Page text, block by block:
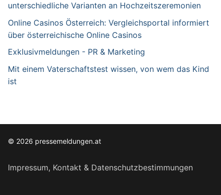
unterschiedliche Varianten an Hochzeitszeremonien
Online Casinos Österreich: Vergleichsportal informiert
über österreichische Online Casinos
Exklusivmeldungen - PR & Marketing
Mit einem Vaterschaftstest wissen, von wem das Kind
ist
© 2026 pressemeldungen.at
Impressum, Kontakt & Datenschutzbestimmungen